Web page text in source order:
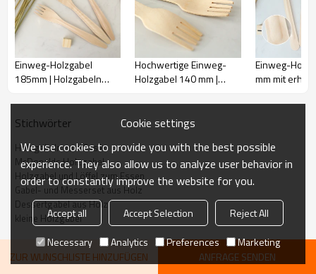
Einweg-Holzgabel
185mm | Holzgabeln
Hochwertige Einweg-
Holzgabel 140 mm |
Einweg-
mm mit
Bestecksets
Stichwörter
Holzgabeln zum Essen
McDonalds Holzgabel
Holzgabel und Löffel zum Essen
Gabel- und Messerset aus Holz
Dessertgabel aus Holz
kleine Holzgabel
ZUR WUNSCHLISTE HINZUFÜGEN ANFRAGE SENDEN
Cookie settings
We use cookies to provide you with the best possible
experience. They also allow us to analyze user behavior in
order to constantly improve the website for you.
Accept all Accept Selection
Reject All
Necessary
Analytics Preferences Marketing